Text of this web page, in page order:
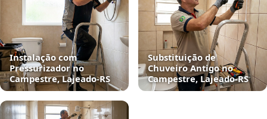
Instalação com
Pressurizador no
Campestre, Lajeado‑RS
Substituição de
Chuveiro Antigo no
Campestre, Lajeado‑RS